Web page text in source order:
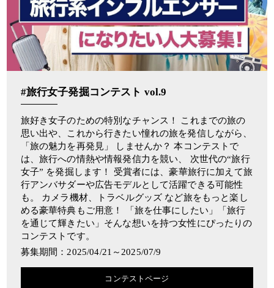
#旅行女子発掘コンテスト vol.9
旅好き女子のための特別なチャンス！ これまでの旅の
思い出や、これから行きたい憧れの旅を発信しながら、
「旅の魅力を再発見」 しませんか？ 本コンテストで
は、旅行への情熱や情報発信力を競い、 次世代の“旅行
女子” を発掘します！ 受賞者には、豪華旅行に加えて旅
行アンバサダーや広告モデルとして活躍できる可能性
も。 カメラ機材、トラベルグッズ など旅をもっと楽し
める豪華特典もご用意！ 「旅を仕事にしたい」「旅行
を通じて輝きたい」そんな想いを持つ女性にぴったりの
コンテストです。
募集期間：2025/04/21～2025/07/9
コンテストページ